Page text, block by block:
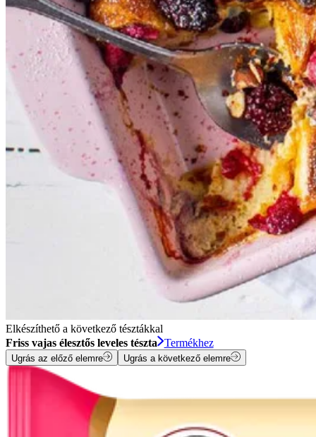
Elkészíthető a következő tésztákkal
Friss vajas élesztős leveles tészta
Termékhez
Ugrás az előző elemre Ugrás a következő elemre